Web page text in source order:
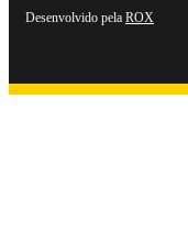
Desenvolvido pela ROX